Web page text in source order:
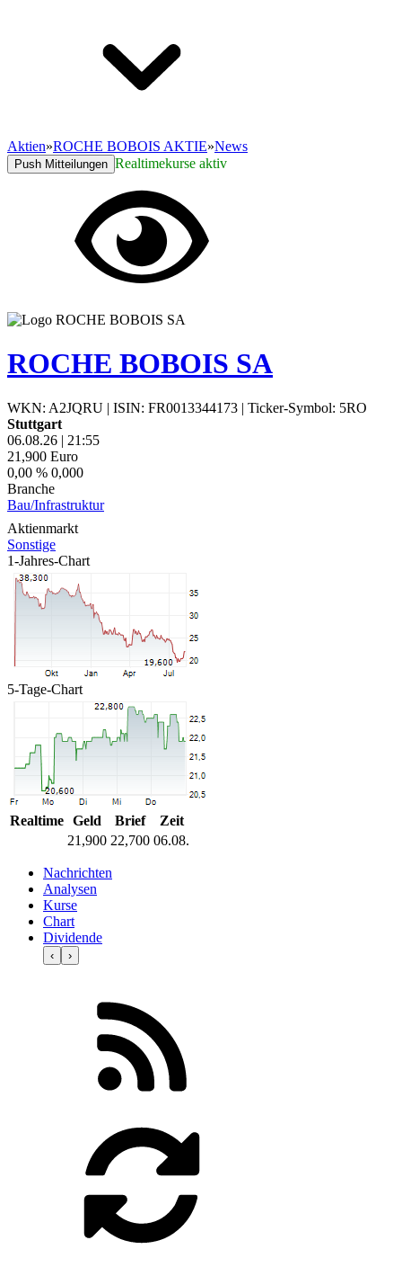
Aktien»ROCHE BOBOIS AKTIE»News
Push Mitteilungen Realtimekurse aktiv
ROCHE BOBOIS SA
WKN: A2JQRU | ISIN: FR0013344173 | Ticker-Symbol: 5RO
Stuttgart
06.08.26 | 21:55
21,900 Euro
0,00 % 0,000
Branche
Bau/Infrastruktur
Aktienmarkt
Sonstige
1-Jahres-Chart
5-Tage-Chart
Realtime Geld Brief
Zeit
21,900 22,700 06.08.
Nachrichten
Analysen
Kurse
Chart
Dividende
‹ ›